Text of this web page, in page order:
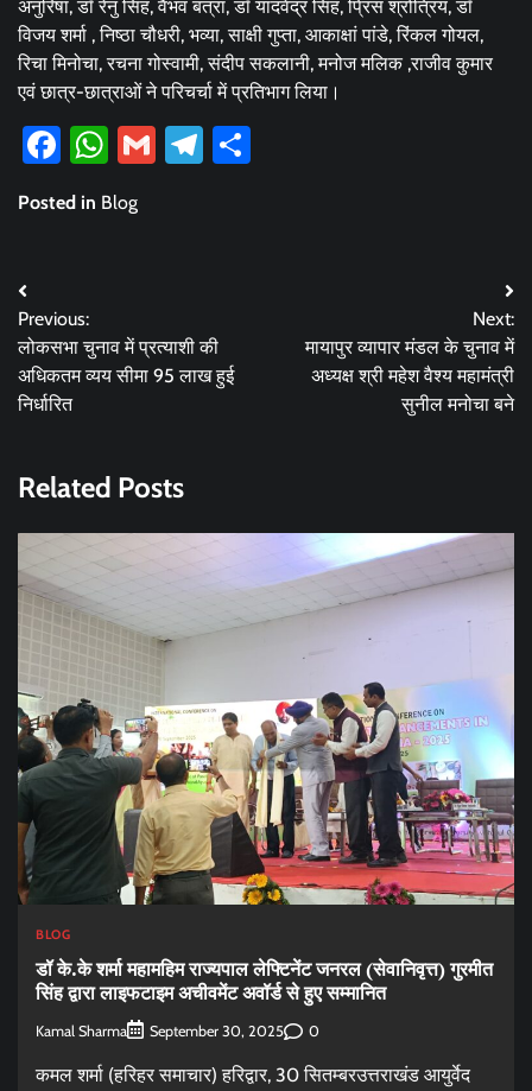
अनुरिषा, डॉ रेनु सिंह, वैभव बत्रा, डॉ यादवेंद्र सिंह, प्रिंस श्रोत्रिय, डॉ
विजय शर्मा , निष्ठा चौधरी, भव्या, साक्षी गुप्ता, आकाक्षां पांडे, रिंकल गोयल,
रिचा मिनोचा, रचना गोस्वामी, संदीप सकलानी, मनोज मलिक ,राजीव कुमार
एवं छात्र-छात्राओं ने परिचर्चा में प्रतिभाग लिया।
Facebook
WhatsApp
GmailTelegram
Posted in Blog
Post
navigation
Previous:
लोकसभा चुनाव में प्रत्याशी की
अधिकतम व्यय सीमा 95 लाख हुई
निर्धारित
Next:
मायापुर व्यापार मंडल के चुनाव में
अध्यक्ष श्री महेश वैश्य महामंत्री
सुनील मनोचा बने
Related Posts
BLOG
डॉ के.के शर्मा महामहिम राज्यपाल लेफ्टिनेंट जनरल (सेवानिवृत्त) गुरमीत
सिंह द्वारा लाइफटाइम अचीवमेंट अवॉर्ड से हुए सम्मानित
Kamal Sharma September 30, 2025 0
कमल शर्मा (हरिहर समाचार) हरिद्वार, 30 सितम्बरउत्तराखंड आयुर्वेद